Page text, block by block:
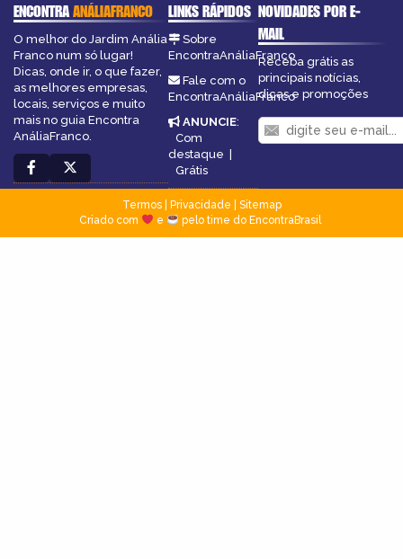
ENCONTRAANÁLIAFRANCO
O melhor do Jardim Anália
Franco num só lugar!
Dicas, onde ir, o que fazer,
as melhores empresas,
locais, serviços e muito
mais no guia Encontra
AnáliaFranco.
LINKS RÁPIDOS
Sobre
EncontraAnáliaFranco
Fale com o
EncontraAnáliaFranco
ANUNCIE:
Com
destaque |
Grátis
NOVIDADES POR E-
MAIL
Receba grátis as
principais notícias,
dicas e promoções
Termos| Privacidade
Sitemap
Criado com
e pelo time do EncontraBrasil